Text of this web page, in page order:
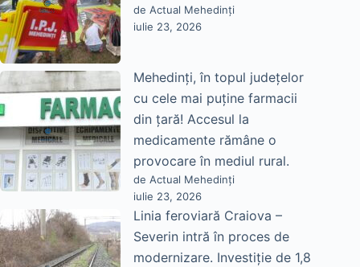
de Actual Mehedinți
iulie 23, 2026
Mehedinți, în topul județelor
cu cele mai puține farmacii
din țară! Accesul la
medicamente rămâne o
provocare în mediul rural.
de Actual Mehedinți
iulie 23, 2026
Linia feroviară Craiova –
Severin intră în proces de
modernizare. Investiție de 1,8